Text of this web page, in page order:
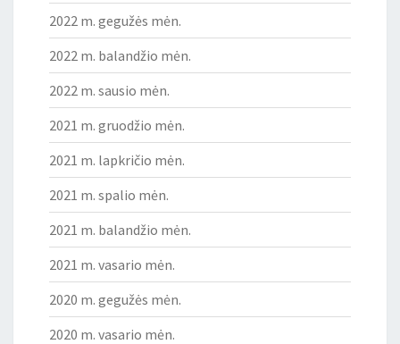
2022 m. gegužės mėn.
2022 m. balandžio mėn.
2022 m. sausio mėn.
2021 m. gruodžio mėn.
2021 m. lapkričio mėn.
2021 m. spalio mėn.
2021 m. balandžio mėn.
2021 m. vasario mėn.
2020 m. gegužės mėn.
2020 m. vasario mėn.